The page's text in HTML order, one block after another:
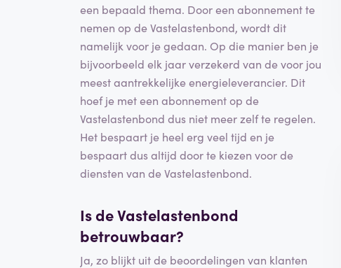
een bepaald thema. Door een abonnement te
nemen op de Vastelastenbond, wordt dit
namelijk voor je gedaan. Op die manier ben je
bijvoorbeeld elk jaar verzekerd van de voor jou
meest aantrekkelijke energieleverancier. Dit
hoef je met een abonnement op de
Vastelastenbond dus niet meer zelf te regelen.
Het bespaart je heel erg veel tijd en je
bespaart dus altijd door te kiezen voor de
diensten van de Vastelastenbond.
Is de Vastelastenbond
betrouwbaar?
Ja, zo blijkt uit de beoordelingen van klanten